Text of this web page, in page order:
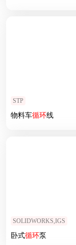
STP
物料车循环线
SOLIDWORKS,IGS
卧式循环泵